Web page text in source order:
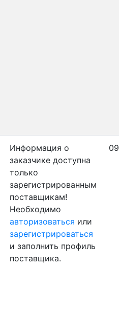
Информация о
заказчике доступна
только
зарегистрированным
поставщикам!
Необходимо
авторизоваться или
зарегистрироваться
и заполнить профиль
поставщика.